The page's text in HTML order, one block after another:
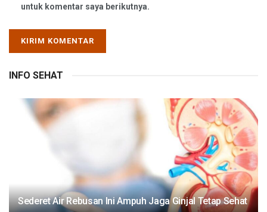
untuk komentar saya berikutnya.
INFO SEHAT
Sederet Air Rebusan Ini Ampuh Jaga Ginjal Tetap Sehat